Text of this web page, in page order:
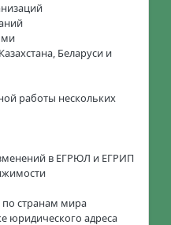
Беларуси и
работы нескольких
в ЕГРЮЛ и ЕГРИП
по странам мира
юридического адреса